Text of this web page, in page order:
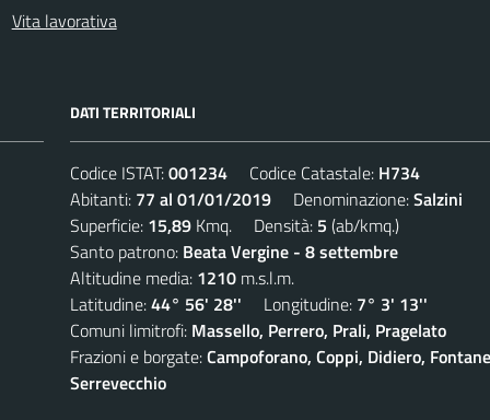
Vita lavorativa
DATI TERRITORIALI
Codice ISTAT:001234 Codice Catastale: H734
Abitanti: 77 al 01/01/2019 Denominazione:Salzini
Superficie: 15,89 Kmq. Densità: 5 (ab/kmq.)
Santo patrono: Beata Vergine - 8 settembre
Altitudine media: 1210 m.s.l.m.
Latitudine:44° 56' 28'' Longitudine: 7° 3' 13''
Comuni limitrofi: Massello, Perrero, Prali, Pragelato
Frazioni e borgate:Campoforano, Coppi, Didiero,
Serrevecchio